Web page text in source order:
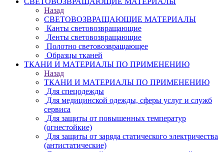
Назад
СВЕТОВОЗВРАЩАЮЩИЕ МАТЕРИАЛЫ
Канты световозвращающие
Ленты световозвращающие
Полотно световозвращающее
Образцы тканей
ТКАНИ И МАТЕРИАЛЫ ПО ПРИМЕНЕНИЮ
Назад
ТКАНИ И МАТЕРИАЛЫ ПО ПРИМЕНЕНИЮ
Для спецодежды
Для медицинской одежды, сферы услуг и служб
сервиса
Для защиты от повышенных температур
(огнестойкие)
Для защиты от заряда статического электричества
(антистатические)